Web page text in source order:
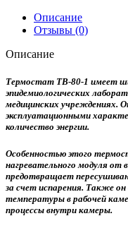
Описание
Отзывы (0)
Описание
Термостат ТВ-80-1 имеет
эпидемиологических
медицинских учреждениях.
эксплуатационными
количество энергии.
Особенностью этого
нагревательного модуля от
предотвращает
за счет испарения. Также
температуры в рабочей
процессы внутри камеры.